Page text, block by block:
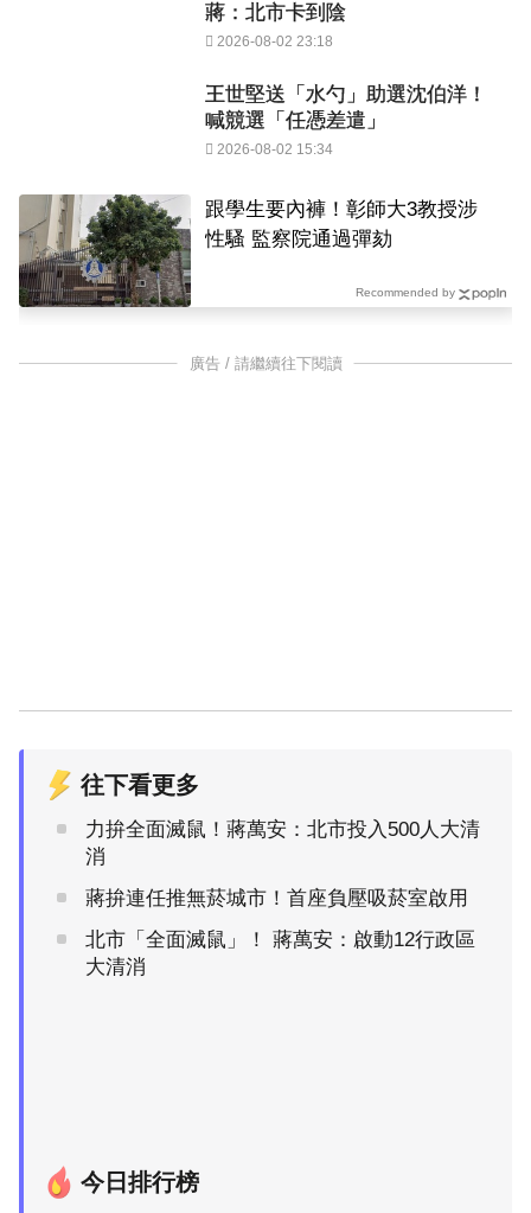
蔣：北市卡到陰
2026-08-02 23:18
王世堅送「水勺」助選沈伯洋！
喊競選「任憑差遣」
2026-08-02 15:34
跟學生要內褲！彰師大3教授涉
性騷 監察院通過彈劾
Recommended by
廣告 / 請繼續往下閱讀
往下看更多
力拚全面滅鼠！蔣萬安：北市投入500人大清
消
蔣拚連任推無菸城市！首座負壓吸菸室啟用
北市「全面滅鼠」！ 蔣萬安：啟動12行政區
大清消
今日排行榜